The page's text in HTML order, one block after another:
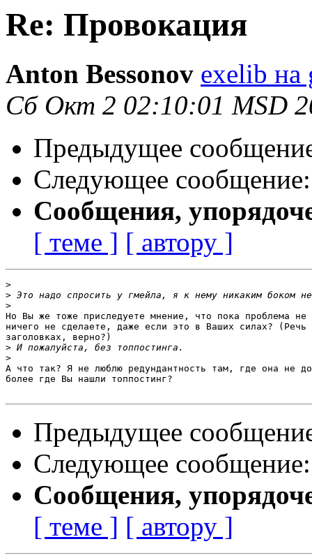
Re: Провокация
Anton Bessonov exelib на
Сб Окт 2 02:10:01 MSD
Предыдущее
Следующее
Сообщения,
[ теме ] [ автору ]
>
>
>
Но Вы же тоже приследуете мнение, что пока проблема
ничего не сделаете, даже если это в Ваших силах?
заголовках, верно?)
>
>
А что так? Я не люблю редундантность там, где она не
более где Вы нашли топпостинг?
Предыдущее
Следующее
Сообщения,
[ теме ] [ автору ]